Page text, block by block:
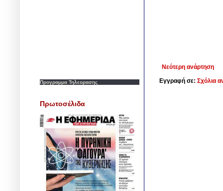
Νεότερη ανάρτηση
Εγγραφή σε: Σχόλια
Προγραμμα Τηλεορασης
Πρωτοσέλιδα